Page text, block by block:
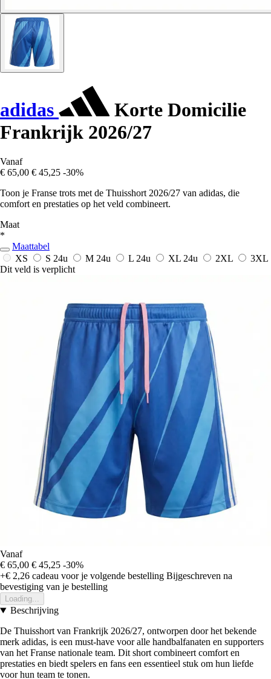
adidas
Korte Domicilie
Frankrijk 2026/27
Vanaf
€ 65,00 € 45,25 -30%
Toon je Franse trots met de Thuisshort 2026/27 van adidas, die
comfort en prestaties op het veld combineert.
Maat
*
Maattabel
XS
S 24u M 24u L 24u XL 24u 2XL
3XL
Dit veld is verplicht
Vanaf
€ 65,00 € 45,25 -30%
+€ 2,26 cadeau voor je volgende bestelling Bijgeschreven na
bevestiging van je bestelling
Loading...
Beschrijving
De Thuisshort van Frankrijk 2026/27, ontworpen door het bekende
merk adidas, is een must-have voor alle handbalfanaten en supporters
van het Franse nationale team. Dit short combineert comfort en
prestaties en biedt spelers en fans een essentieel stuk om hun liefde
voor hun team te tonen.